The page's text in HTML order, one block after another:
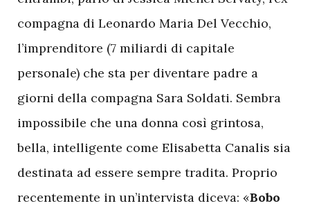
compagna di Leonardo Maria Del Vecchio,
l’imprenditore (7 miliardi di capitale
personale) che sta per diventare padre a
giorni della compagna Sara Soldati. Sembra
impossibile che una donna così grintosa,
bella, intelligente come Elisabetta Canalis sia
destinata ad essere sempre tradita. Proprio
recentemente in un’intervista diceva: «Bobo